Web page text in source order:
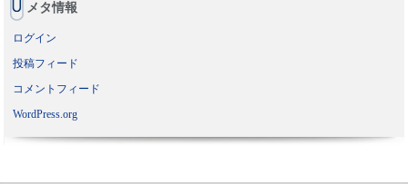
メタ情報
ログイン
投稿フィード
コメントフィード
WordPress.org